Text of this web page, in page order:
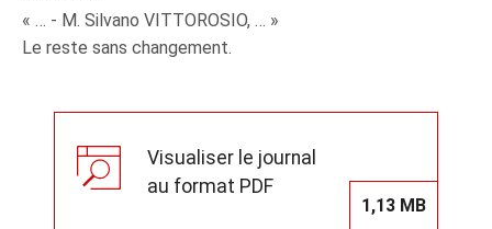
« … - M. Silvano VITTOROSIO, … »
Le reste sans changement.
Visualiser le journal
au format PDF
1,13 MB